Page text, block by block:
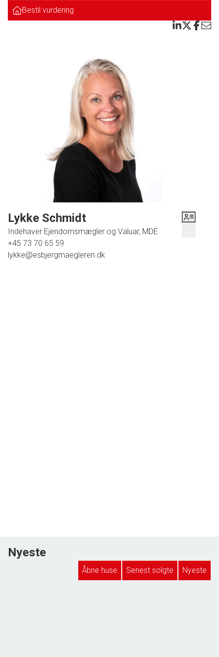
bruseniche. Pænt og hyggeligt køkken med udgang til den dejlige altan,
hvorfra der er flot udsigt over den fælles have. Soveværelse med flotte
Tilhørende brugsret til kælderrum, fælles cykelkælder, tørrerum, samt fælles
Denne lejligheder er SUPER FIN.
Bestil vurdering
Lykke Schmidt
Indehaver Ejendomsmægler og Valuar, MDE
+45 73 70 65 59
lykke@esbjergmaegleren.dk
Nyeste
Åbne huse Senest solgte Nyeste